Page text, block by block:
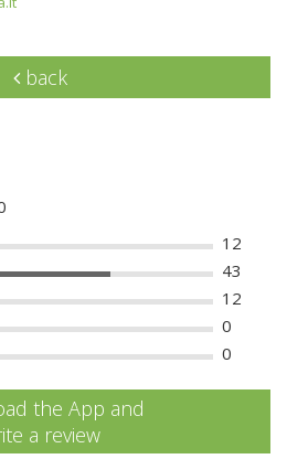
back
12
43
12
0
0
the App and
a review